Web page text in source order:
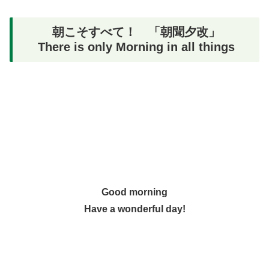
朝こそすべて！ 「朝聞夕改」
There is only Morning in all things
Good morning
Have a wonderful day!